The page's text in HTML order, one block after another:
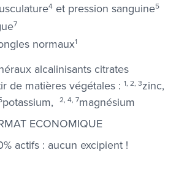
4 et pression sanguine5
7
normaux1
alcalinisants citrates
de matières végétales : 1, 2, 3zinc,
potassium, 2, 4, 7magnésium
ECONOMIQUE
actifs : aucun excipient !